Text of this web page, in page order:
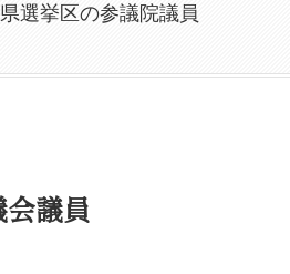
選挙区の参議院議員
議員